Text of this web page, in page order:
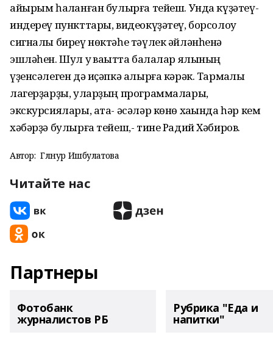
айырым һаҡланған булырға тейеш. Унда күҙәтеү-
индереү пункттары, видеокүҙәтеү, борсолоу
сигналы биреү нөктәһе тәүлек әйләнһенә
эшләһен. Шул уҡ ваҡытта балалар ялының
үҙенсәлеген дә иҫәпкә алырға кәрәк. Тармаҡлы
лагерҙарҙы, уларҙың программалары,
экскурсиялары, ата- әсәләр көнө хаҡында һәр кем
хәбәрҙә булырға тейеш,- тине Радий Хәбиров.
Автор: Гөлнур Ишбулатова
Читайте нас
Партнеры
Фотобанк
журналистов РБ
Рубрика "Еда и
напитки"